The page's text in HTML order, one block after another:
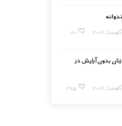
80
زنان بدون آرایش در
285